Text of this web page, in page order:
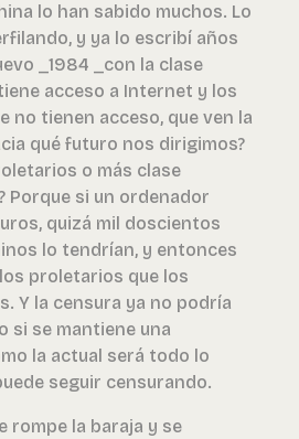
lo han sabido muchos. Lo
y ya lo escribí años
_1984 _con la clase
acceso a Internet y los
no tienen acceso, que ven la
qué futuro nos dirigimos?
o más clase
Porque si un ordenador
quizá mil doscientos
lo tendrían, y entonces
proletarios que los
Y la censura ya no podría
si se mantiene una
la actual será todo lo
seguir censurando.
rompe la baraja y se